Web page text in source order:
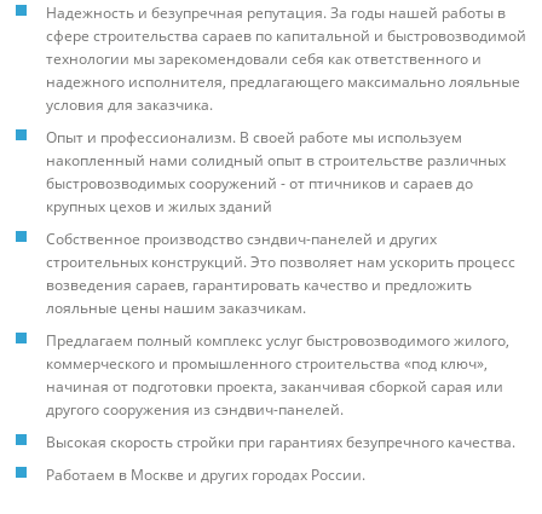
Надежность и безупречная репутация. За годы нашей работы в
сфере строительства сараев по капитальной и быстровозводимой
технологии мы зарекомендовали себя как ответственного и
надежного исполнителя, предлагающего максимально лояльные
условия для заказчика.
Опыт и профессионализм. В своей работе мы используем
накопленный нами солидный опыт в строительстве различных
быстровозводимых сооружений - от птичников и сараев до
крупных цехов и жилых зданий
Собственное производство сэндвич-панелей и других
строительных конструкций. Это позволяет нам ускорить процесс
возведения сараев, гарантировать качество и предложить
лояльные цены нашим заказчикам.
Предлагаем полный комплекс услуг быстровозводимого жилого,
коммерческого и промышленного строительства «под ключ»,
начиная от подготовки проекта, заканчивая сборкой сарая или
другого сооружения из сэндвич-панелей.
Высокая скорость стройки при гарантиях безупречного качества.
Работаем в Москве и других городах России.